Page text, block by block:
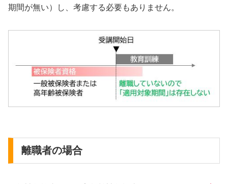
期間が無い）し、考慮する必要もありません。
離職者の場合